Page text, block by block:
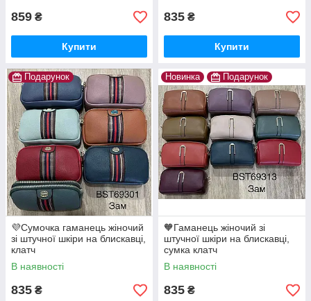
859 ₴
Купити
835 ₴
Купити
Подарунок
💜Сумочка гаманець жіночий
зі штучної шкіри на блискавці,
клатч
В наявності
835 ₴
Новинка Подарунок
🧡Гаманець жіночий зі
штучної шкіри на блискавці,
сумка клатч
В наявності
835 ₴